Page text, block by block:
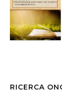
RICERCA